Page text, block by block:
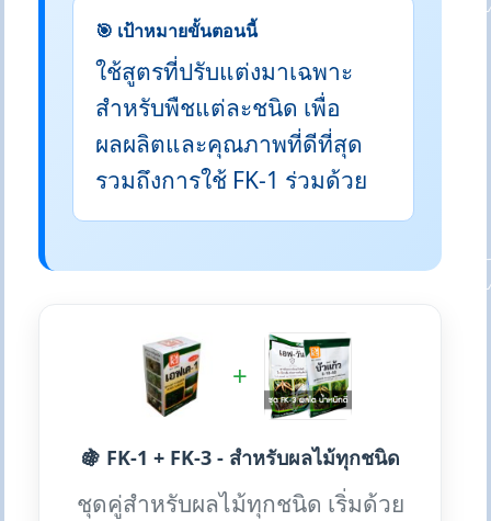
🎯 เป้าหมายขั้นตอนนี้
ใช้สูตรที่ปรับแต่งมาเฉพาะ
สำหรับพืชแต่ละชนิด เพื่อ
ผลผลิตและคุณภาพที่ดีที่สุด
รวมถึงการใช้ FK-1 ร่วมด้วย
+
🍇 FK-1 + FK-3 - สำหรับผลไม้ทุกชนิด
ชุดคู่สำหรับผลไม้ทุกชนิด เริ่มด้วย